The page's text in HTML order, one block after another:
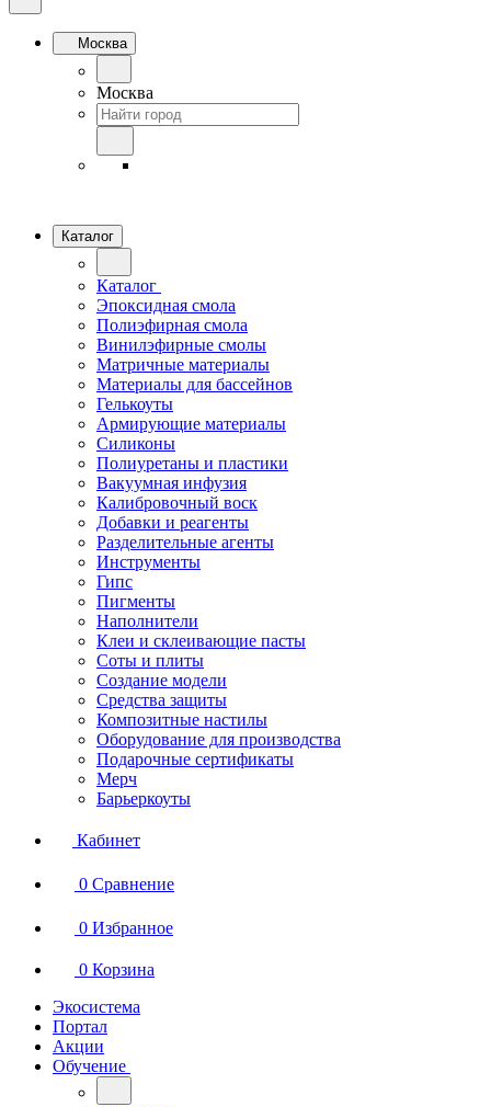
Москва
Москва
Каталог
Каталог
Эпоксидная смола
Полиэфирная смола
Винилэфирные смолы
Матричные материалы
Материалы для бассейнов
Гелькоуты
Армирующие материалы
Силиконы
Полиуретаны и пластики
Вакуумная инфузия
Калибровочный воск
Добавки и реагенты
Разделительные агенты
Инструменты
Гипс
Пигменты
Наполнители
Клеи и склеивающие пасты
Соты и плиты
Создание модели
Средства защиты
Композитные настилы
Оборудование для производства
Подарочные сертификаты
Мерч
Барьеркоуты
Кабинет
0 Сравнение
0 Избранное
0 Корзина
Экосистема
Портал
Акции
Обучение